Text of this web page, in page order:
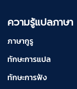
ความรู้แปลภาษา
ภาษากูรู
ทักษะการแปล
ทักษะการฟัง